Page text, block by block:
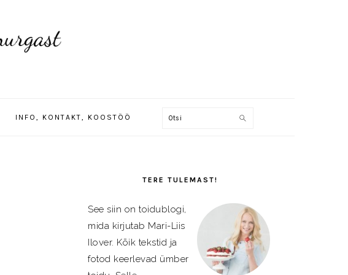
INFO, KONTAKT, KOOSTÖÖ
NAVOtsi
SIDEBARTERE TULEMAST!
See siin on toidublogi,
mida kirjutab Mari-Liis
Ilover. Kõik tekstid ja
fotod keerlevad ümber